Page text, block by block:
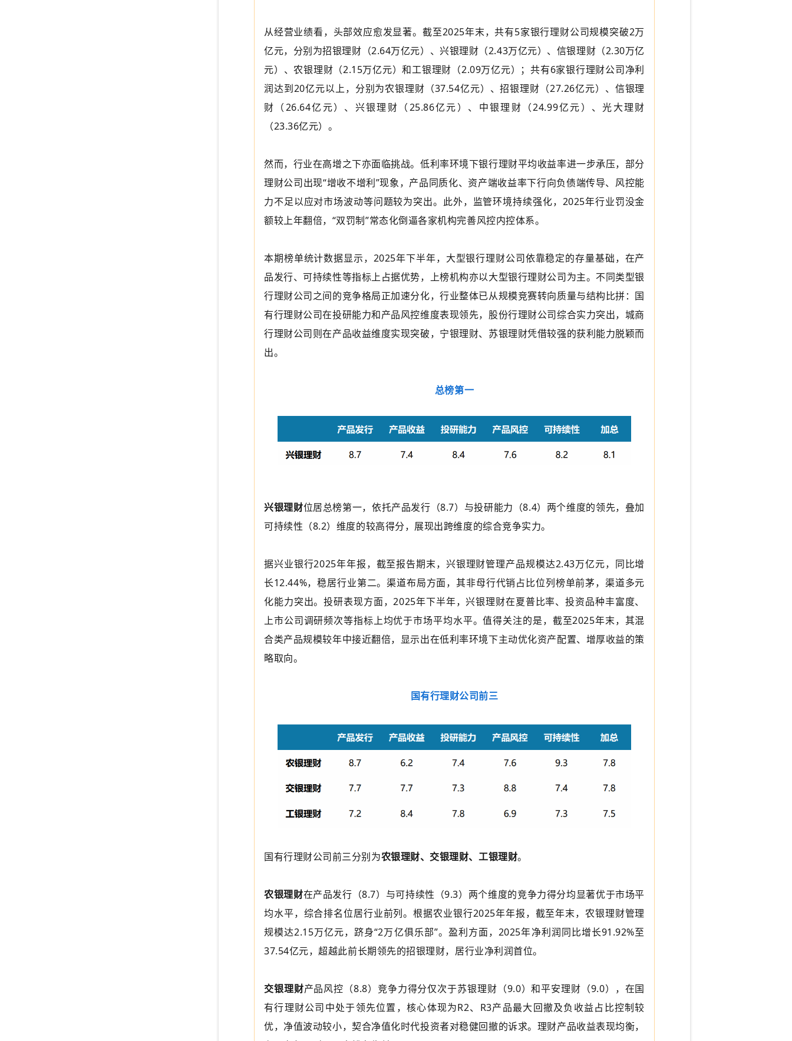
从经营业绩看，头部效应愈发显著。截至2025年末，共有5家银行理财公司规模突破2万
亿元，分别为招银理财（2.64万亿元）、兴银理财（2.43万亿元）、信银理财（2.30万亿
元）、农银理财（2.15万亿元）和工银理财（2.09万亿元）；共有6家银行理财公司净利
润达到20亿元以上，分别为农银理财（37.54亿元）、招银理财（27.26亿元）、信银理
财（26.64亿元）、兴银理财（25.86亿元）、中银理财（24.99亿元）、光大理财
（23.36亿元）。
然而，行业在高增之下亦面临挑战。低利率环境下银行理财平均收益率进一步承压，部分
理财公司出现“增收不增利”现象，产品同质化、资产端收益率下行向负债端传导、风控能
力不足以应对市场波动等问题较为突出。此外，监管环境持续强化，2025年行业罚没金
额较上年翻倍，“双罚制”常态化倒逼各家机构完善风控内控体系。
本期榜单统计数据显示，2025年下半年，大型银行理财公司依靠稳定的存量基础，在产
品发行、可持续性等指标上占据优势，上榜机构亦以大型银行理财公司为主。不同类型银
行理财公司之间的竞争格局正加速分化，行业整体已从规模竞赛转向质量与结构比拼：国
有行理财公司在投研能力和产品风控维度表现领先，股份行理财公司综合实力突出，城商
行理财公司则在产品收益维度实现突破，宁银理财、苏银理财凭借较强的获利能力脱颖而
出。
总榜第一
兴银理财位居总榜第一，依托产品发行（8.7）与投研能力（8.4）两个维度的领先，叠加
可持续性（8.2）维度的较高得分，展现出跨维度的综合竞争实力。
据兴业银行2025年年报，截至报告期末，兴银理财管理产品规模达2.43万亿元，同比增
长12.44%，稳居行业第二。渠道布局方面，其非母行代销占比位列榜单前茅，渠道多元
化能力突出。投研表现方面，2025年下半年，兴银理财在夏普比率、投资品种丰富度、
上市公司调研频次等指标上均优于市场平均水平。值得关注的是，截至2025年末，其混
合类产品规模较年中接近翻倍，显示出在低利率环境下主动优化资产配置、增厚收益的策
略取向。
国有行理财公司前三
国有行理财公司前三分别为农银理财、交银理财、工银理财。
农银理财在产品发行（8.7）与可持续性（9.3）两个维度的竞争力得分均显著优于市场平
均水平，综合排名位居行业前列。根据农业银行2025年年报，截至年末，农银理财管理
规模达2.15万亿元，跻身“2万亿俱乐部”。盈利方面，2025年净利润同比增长91.92%至
37.54亿元，超越此前长期领先的招银理财，居行业净利润首位。
交银理财产品风控（8.8）竞争力得分仅次于苏银理财（9.0）和平安理财（9.0），在国
有行理财公司中处于领先位置，核心体现为R2、R3产品最大回撤及负收益占比控制较
优，净值波动较小，契合净值化时代投资者对稳健回撤的诉求。理财产品收益表现均衡，